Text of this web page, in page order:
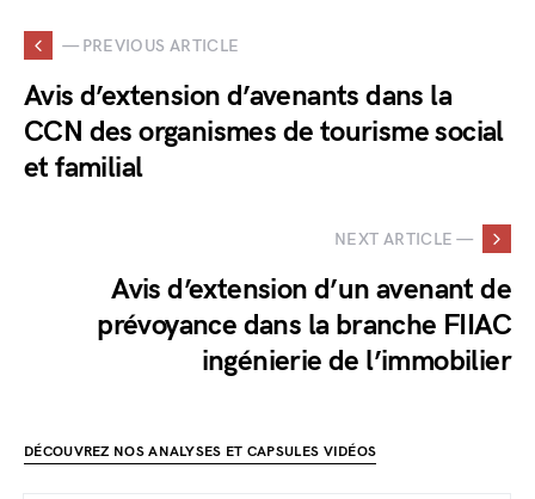
— PREVIOUS ARTICLE
Avis d’extension d’avenants dans la
CCN des organismes de tourisme social
et familial
NEXT ARTICLE —
Avis d’extension d’un avenant de
prévoyance dans la branche FIIAC
ingénierie de l’immobilier
DÉCOUVREZ NOS ANALYSES ET CAPSULES VIDÉOS